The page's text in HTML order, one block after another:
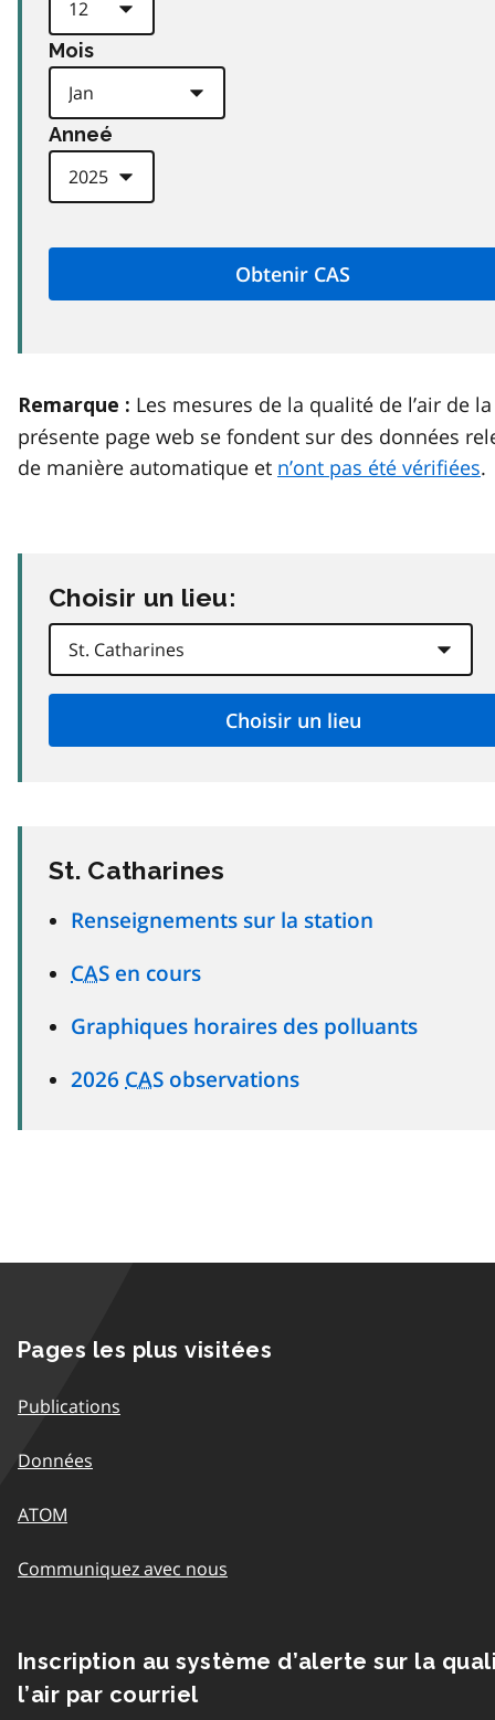
Mois
Anneé
Remarque : Les mesures de la qualité de l’air de la
présente page web se fondent sur des données
de manière automatique et n’ont pas été vérifiées.
Choisir un lieu:
St. Catharines
Renseignements sur la station
CAS en cours
Graphiques horaires des polluants
2026 CAS observations
Pages les plus visitées
Publications
Données
ATOM
Communiquez avec nous
Inscription au système d’alerte sur la
l’air par courriel